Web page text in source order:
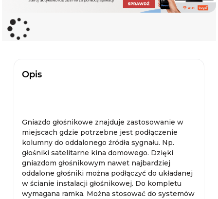
Opis
Gniazdo głośnikowe znajduje zastosowanie w
miejscach gdzie potrzebne jest podłączenie
kolumny do oddalonego źródła sygnału. Np.
głośniki satelitarne kina domowego. Dzięki
gniazdom głośnikowym nawet najbardziej
oddalone głośniki można podłączyć do układanej
w ścianie instalacji głośnikowej. Do kompletu
wymagana ramka. Można stosować do systemów